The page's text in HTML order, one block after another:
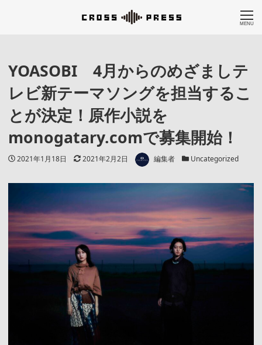
MENU
YOASOBI 4月からのめざましテ
レビ新テーマソングを担当するこ
とが決定！原作小説を
monogatary.comで募集開始！
投稿日
2021年1月18日 更新日
2021年2月2日 著者 編集者 カテゴリー
Uncategorized